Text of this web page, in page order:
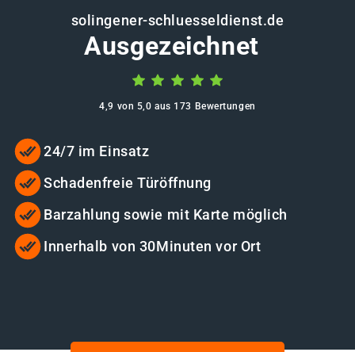
solingener-schluesseldienst.de
Ausgezeichnet
4,9 von 5,0 aus 173 Bewertungen
24/7 im Einsatz
Schadenfreie Türöffnung
Barzahlung sowie mit Karte möglich
Innerhalb von 30Minuten vor Ort